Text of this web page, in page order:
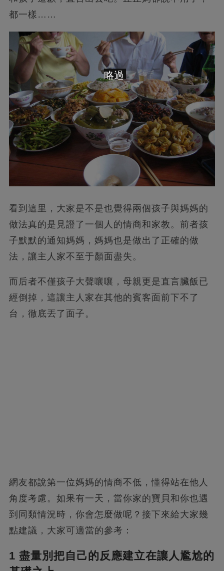
都一樣……
看到這里，大家是不是也覺得兩個孩子與媽媽的
做法真的是見證了一個人的情商和家教。前者孩
子默默的通知媽媽，媽媽也是做出了正確的做
法，讓主人家不至于顏面盡失。
而后者不僅孩子大聲嚷嚷，母親更是直言臟飯已
經倒掉，這讓主人家在其他的賓客面前下不了
台，徹底丟了面子。
網友都說第一位媽媽的情商不低，懂得站在他人
角度考慮。如果有一天，當你家的寶貝和你也遇
到同類情況時，你會怎麼做呢？接下來給大家幾
點建議，大家可適當的參考：
1 盡量別把自己的反應建立在讓人尷尬的
略過